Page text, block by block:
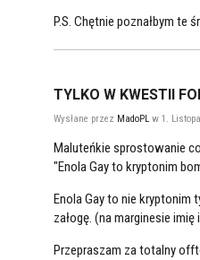
P.S. Chętnie poznałbym te
TYLKO W KWESTII
Wysłane przez MadoPL w 1.
Maluteńkie sprostowanie
"Enola Gay to kryptonim
Enola Gay to nie kryptonim
załogę. (na marginesie
Przepraszam za totalny